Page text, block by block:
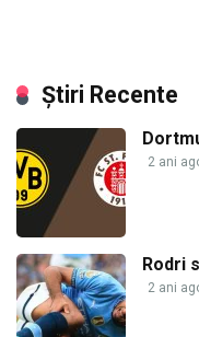
Știri Recente
2 ani
Rodri
2 ani